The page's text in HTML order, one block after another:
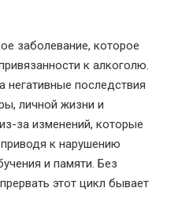
заболевание, которое
к алкоголю.
негативные последствия
личной жизни и
за изменений, которые
к нарушению
и памяти. Без
этот цикл бывает